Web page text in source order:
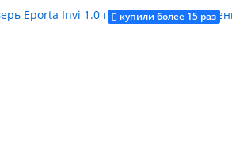
купили более 15 раз